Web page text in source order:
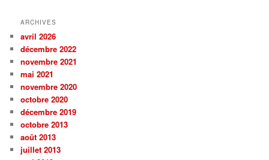
ARCHIVES
avril 2026
décembre 2022
novembre 2021
mai 2021
novembre 2020
octobre 2020
décembre 2019
octobre 2013
août 2013
juillet 2013